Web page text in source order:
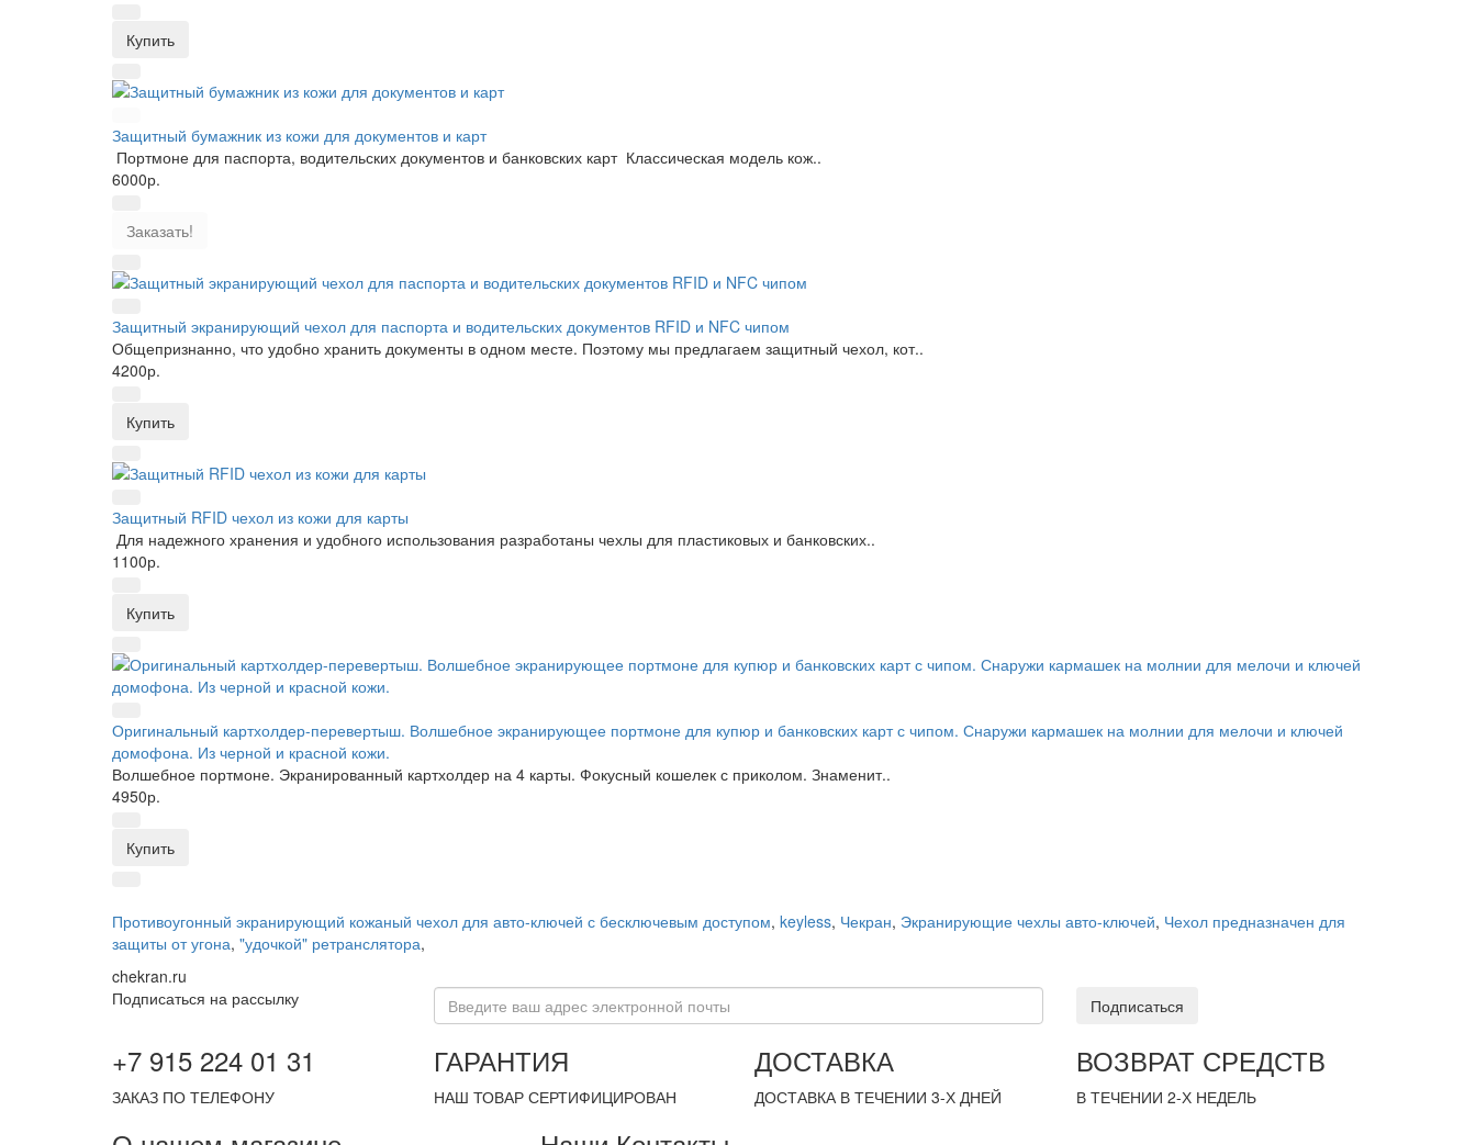
Купить
Защитный бумажник из кожи для документов и карт
Портмоне для паспорта, водительских документов и банковских карт Классическая модель кож..
6000р.
Заказать!
Защитный экранирующий чехол для паспорта и водительских документов RFID и NFC чипом
Общепризнанно, что удобно хранить документы в одном месте. Поэтому мы предлагаем защитный чехол, кот..
4200р.
Купить
Защитный RFID чехол из кожи для карты
Для надежного хранения и удобного использования разработаны чехлы для пластиковых и банковских..
1100р.
Купить
Оригинальный картхолдер-перевертыш. Волшебное экранирующее портмоне для купюр и банковских карт с чипом. Снаружи кармашек на молнии для мелочи и ключей
домофона. Из черной и красной кожи.
Волшебное портмоне. Экранированный картхолдер на 4 карты. Фокусный кошелек с приколом. Знаменит..
4950р.
Купить
Противоугонный экранирующий кожаный чехол для авто-ключей с бесключевым доступом, keyless, Чекран, Экранирующие чехлы авто-ключей, Чехол предназначен для
защиты от угона, "удочкой" ретранслятора,
chekran.ru
Подписаться на рассылку
Подписаться
+7 915 224 01 31
ЗАКАЗ ПО ТЕЛЕФОНУ
ГАРАНТИЯ
НАШ ТОВАР СЕРТИФИЦИРОВАН
ДОСТАВКА
ДОСТАВКА В ТЕЧЕНИИ 3-Х ДНЕЙ
ВОЗВРАТ СРЕДСТВ
В ТЕЧЕНИИ 2-Х НЕДЕЛЬ